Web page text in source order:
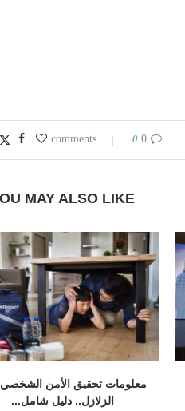
0 comments
0
MAY ALSO LIKE
معلومات تحقيق الأمن الشخصي
الزلازل.. دليل شامل...